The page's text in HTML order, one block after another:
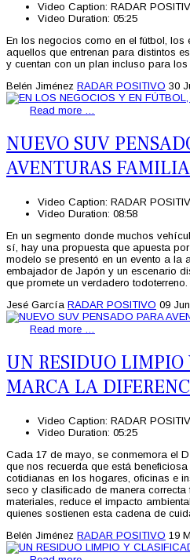
Video Caption: RADAR
Video Duration: 05:25
En los negocios como en el fútbol, los
aquellos que entrenan para distintos
y cuentan con un plan incluso para
Belén Jiménez RADAR POSITIVO 30
Read more …
NUEVO SUV
AVENTURAS
Video Caption: RADAR
Video Duration: 08:58
En un segmento donde muchos
sí, hay una propuesta que apuesta
modelo se presentó en un evento a la
embajador de Japón y un escenario
que promete un verdadero todoterreno.
Jesé García RADAR POSITIVO 09
Read more …
UN RESIDUO LIMPIO
MARCA LA
Video Caption: RADAR
Video Duration: 05:25
Cada 17 de mayo, se conmemora el
que nos recuerda que está
cotidianas en los hogares, oficinas e
seco y clasificado de manera
materiales, reduce el impacto
quienes sostienen esta cadena de
Belén Jiménez RADAR POSITIVO 19